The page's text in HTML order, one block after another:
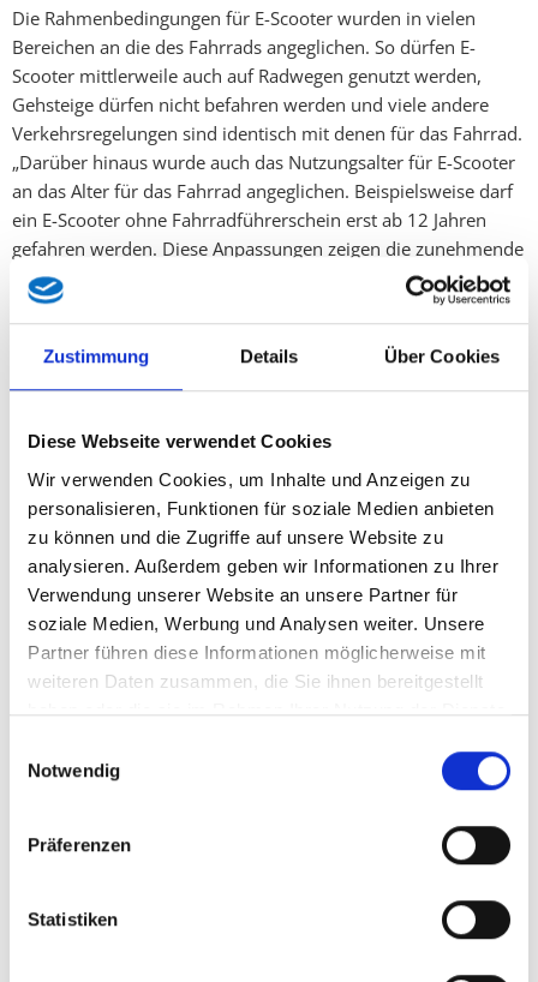
Zustimmung Details Über Cookies
Diese Webseite verwendet Cookies
Wir verwenden Cookies, um Inhalte und Anzeigen zu
personalisieren, Funktionen für soziale Medien anbieten
zu können und die Zugriffe auf unsere Website zu
analysieren. Außerdem geben wir Informationen zu Ihrer
Verwendung unserer Website an unsere Partner für
soziale Medien, Werbung und Analysen weiter. Unsere
Partner führen diese Informationen möglicherweise mit
weiteren Daten zusammen, die Sie ihnen bereitgestellt
haben oder die sie im Rahmen Ihrer Nutzung der Dienste
Notwendig
Präferenzen
Statistiken
Die Rahmenbedingungen für E-Scooter wurden in vielen
Bereichen an die des Fahrrads angeglichen. So dürfen E-
Scooter mittlerweile auch auf Radwegen genutzt werden,
Gehsteige dürfen nicht befahren werden und viele andere
Verkehrsregelungen sind identisch mit denen für das Fahrrad.
„Darüber hinaus wurde auch das Nutzungsalter für E-Scooter
an das Alter für das Fahrrad angeglichen. Beispielsweise darf
ein E-Scooter ohne Fahrradführerschein erst ab 12 Jahren
gefahren werden. Diese Anpassungen zeigen die zunehmende
Akzeptanz des E-Scooters als alltägliches Verkehrsmittel“, so
Egger, der betont, dass auch immer mehr Dienstgeber ihren
sehr gut angenommen werden. „Angesichts der steigenden
Zahl von Menschen, die den E-Scooter als praktische
erscheint eine Anpassung der rechtlichen
Rahmenbedingungen sinnvoll. Eine Gleichstellung des E-
Scooters mit dem Fahrrad im Bereich des Wegunfallschutzes,
trägt dazu bei, dass Menschen im Falle eines Unfalls auch den
gleichen Versicherungsschutz genießen wie Fahrradfahrer.“
Twitter
Beliebteste Beiträge
Karkogel/Abtenau: Svazek freut sich über gemeinsame Lösung
und Perspektive für die Region